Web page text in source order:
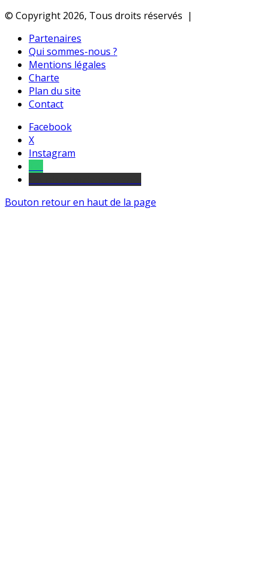
© Copyright 2026, Tous droits réservés |
Partenaires
Qui sommes-nous ?
Mentions légales
Charte
Plan du site
Contact
Facebook
X
Instagram
Bouton retour en haut de la page